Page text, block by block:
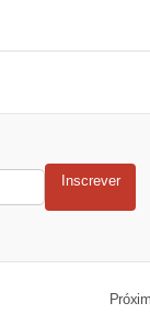
Inscrever